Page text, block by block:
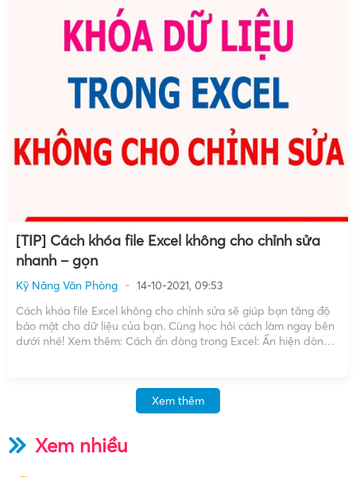
[TIP] Cách khóa file Excel không cho chỉnh sửa
nhanh – gọn
Kỹ Năng Văn Phòng
14-10-2021, 09:53
Cách khóa file Excel không cho chỉnh sửa sẽ giúp bạn tăng độ
bảo mật cho dữ liệu của bạn. Cùng học hỏi cách làm ngay bên
dưới nhé! Xem thêm: Cách ẩn dòng trong Excel: Ẩn hiện dòng
Xem thêm
Xem nhiều